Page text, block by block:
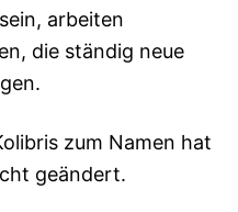
arbeiten
die ständig neue
zum Namen hat
geändert.